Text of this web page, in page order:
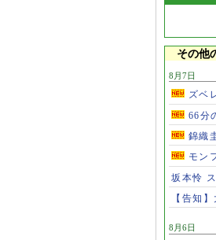
その他
8月7日
ズベ
66分
錦織
モン
坂本怜
【告知
8月6日